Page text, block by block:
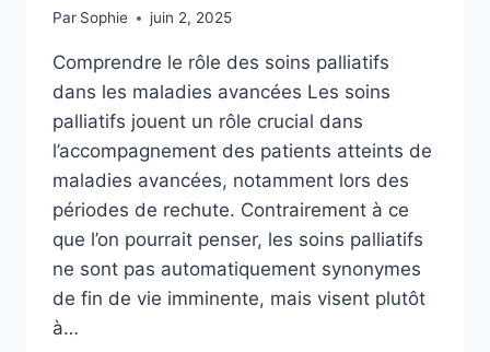
Par Sophie juin 2, 2025
Comprendre le rôle des soins palliatifs
dans les maladies avancées Les soins
palliatifs jouent un rôle crucial dans
l’accompagnement des patients atteints de
maladies avancées, notamment lors des
périodes de rechute. Contrairement à ce
que l’on pourrait penser, les soins palliatifs
ne sont pas automatiquement synonymes
de fin de vie imminente, mais visent plutôt
à…